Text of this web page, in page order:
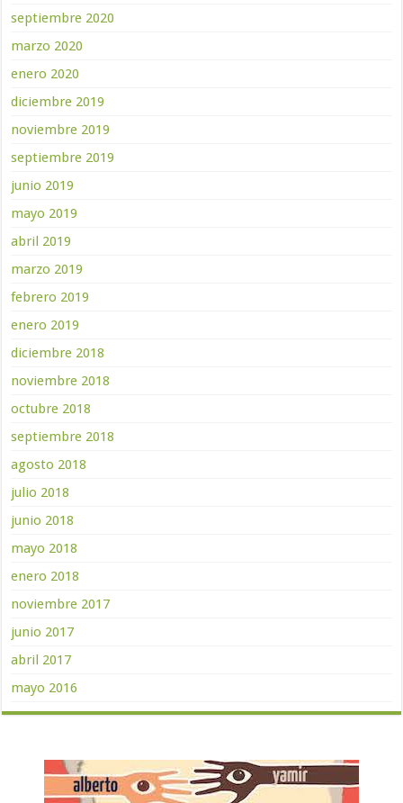
septiembre 2020
marzo 2020
enero 2020
diciembre 2019
noviembre 2019
septiembre 2019
junio 2019
mayo 2019
abril 2019
marzo 2019
febrero 2019
enero 2019
diciembre 2018
noviembre 2018
octubre 2018
septiembre 2018
agosto 2018
julio 2018
junio 2018
mayo 2018
enero 2018
noviembre 2017
junio 2017
abril 2017
mayo 2016